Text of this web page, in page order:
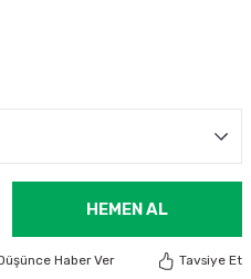
HEMEN AL
Haber Ver Tavsiye Et